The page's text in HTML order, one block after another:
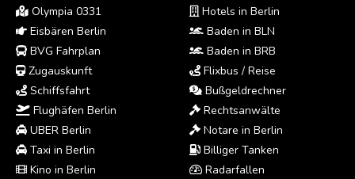
Olympia 0331
Eisbären Berlin
BVG Fahrplan
Zugauskunft
Schiffsfahrt
Flughäfen Berlin
UBER Berlin
Taxi in Berlin
Kino in Berlin
Hotels in Berlin
Baden in BLN
Baden in BRB
Flixbus / Reise
Bußgeldrechner
Rechtsanwälte
Notare in Berlin
Billiger Tanken
Radarfallen